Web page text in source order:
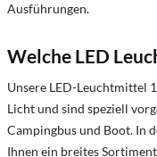
Ausführungen.
Welche LED
Unsere LED-Leuchtmittel
Licht und sind speziell
Campingbus und Boot. In
Ihnen ein breites